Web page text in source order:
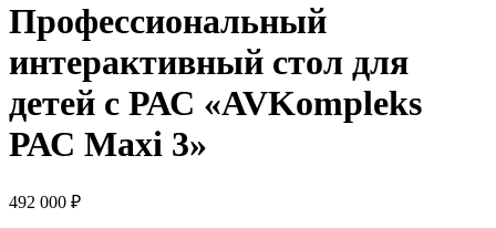
Профессиональный
интерактивный стол для
детей с РАС «AVKompleks
РАС Maxi 3»
492 000 ₽